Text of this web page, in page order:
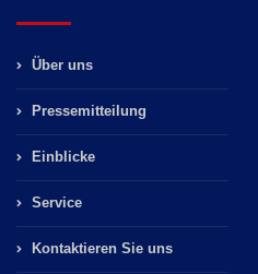
Über uns
Pressemitteilung
Einblicke
Service
Kontaktieren Sie uns